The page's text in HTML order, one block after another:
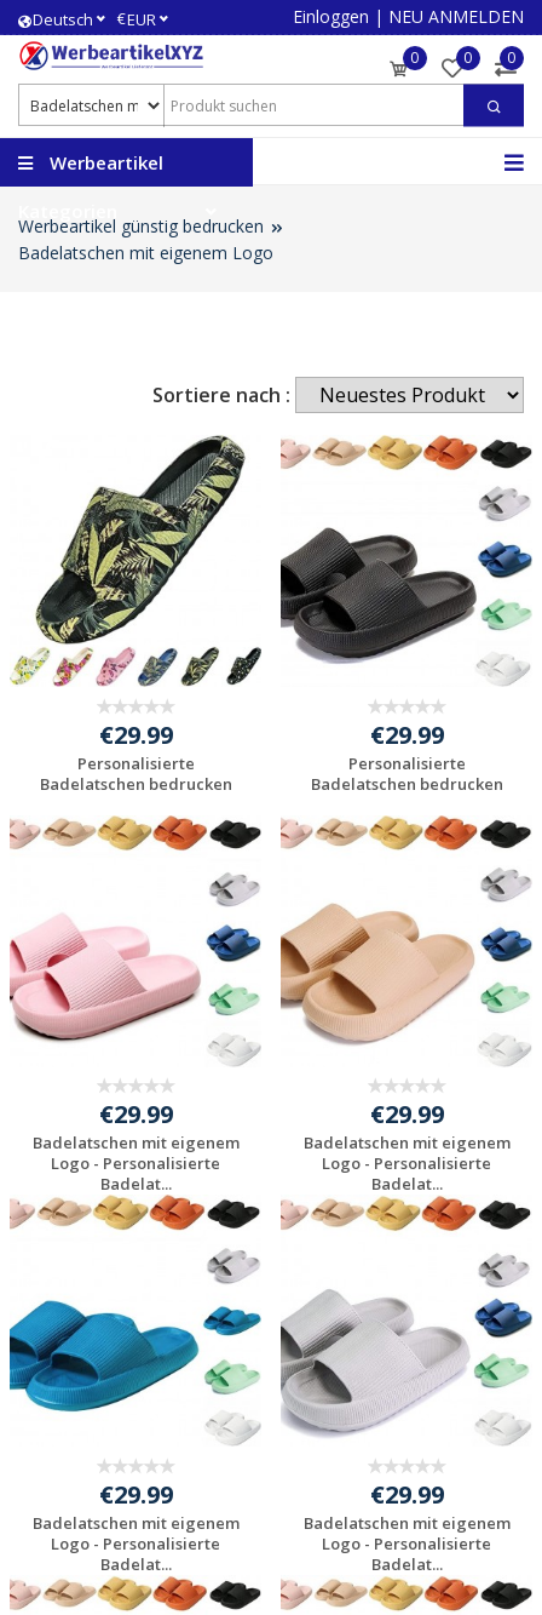
Deutsch €EUR Einloggen | NEU ANMELDEN
0 0 0
Werbeartikel
Werbeartikel günstig bedrucken
Badelatschen mit eigenem Logo
Sortiere nach :
€29.99
Personalisierte
Badelatschen bedrucken
Preis unverbindlich
€29.99
Personalisierte
Badelatschen bedrucken
Preis unverbindlich
€29.99
Badelatschen mit eigenem
Logo - Personalisierte
Badelat...
Preis unverbindlich
€29.99
Badelatschen mit eigenem
Logo - Personalisierte
Badelat...
Preis unverbindlich
€29.99
Badelatschen mit eigenem
Logo - Personalisierte
Badelat...
Preis unverbindlich
€29.99
Badelatschen mit eigenem
Logo - Personalisierte
Badelat...
Preis unverbindlich